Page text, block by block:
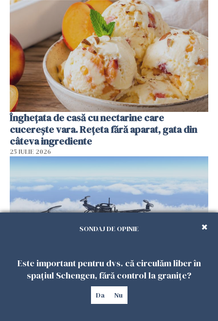
Înghețata de casă cu nectarine care
cucerește vara. Rețeta fără aparat, gata din
câteva ingrediente
25 IULIE 2026
Încă o dronă a fost doborâtă de un F-16
românesc după ce a intrat ilegal în spațiul
SONDAJ DE OPINIE
Este important pentru dvs. că circulăm liber în
spațiul Schengen, fără control la granițe?
Da Nu